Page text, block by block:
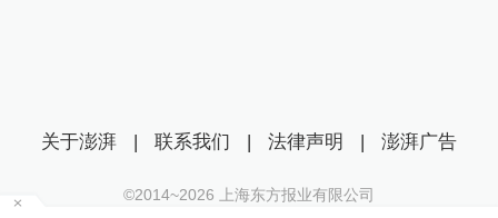
关于澎湃 | 联系我们 | 法律声明 | 澎湃广告
©2014~2026 上海东方报业有限公司